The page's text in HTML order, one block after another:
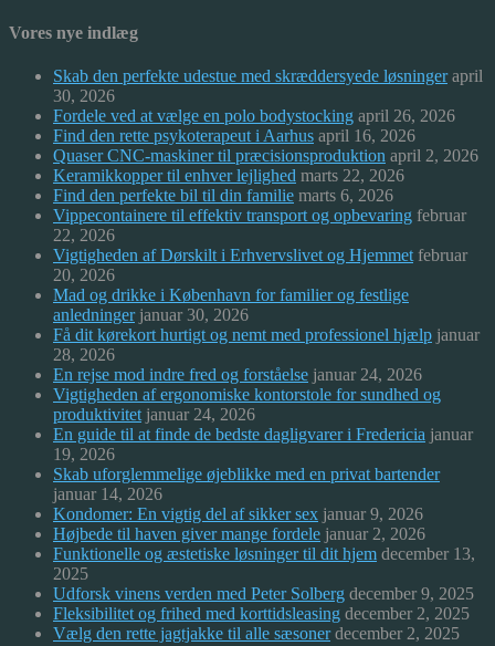
Vores nye indlæg
Skab den perfekte udestue med skræddersyede løsninger april
30, 2026
Fordele ved at vælge en polo bodystocking april 26, 2026
Find den rette psykoterapeut i Aarhus april 16, 2026
Quaser CNC-maskiner til præcisionsproduktion april 2, 2026
Keramikkopper til enhver lejlighed marts 22, 2026
Find den perfekte bil til din familie marts 6, 2026
Vippecontainere til effektiv transport og opbevaring februar
22, 2026
Vigtigheden af Dørskilt i Erhvervslivet og Hjemmet februar
20, 2026
Mad og drikke i København for familier og festlige
anledninger januar 30, 2026
Få dit kørekort hurtigt og nemt med professionel hjælp januar
28, 2026
En rejse mod indre fred og forståelse januar 24, 2026
Vigtigheden af ergonomiske kontorstole for sundhed og
produktivitet januar 24, 2026
En guide til at finde de bedste dagligvarer i Fredericia januar
19, 2026
Skab uforglemmelige øjeblikke med en privat bartender
januar 14, 2026
Kondomer: En vigtig del af sikker sex januar 9, 2026
Højbede til haven giver mange fordele januar 2, 2026
Funktionelle og æstetiske løsninger til dit hjem december 13,
2025
Udforsk vinens verden med Peter Solberg december 9, 2025
Fleksibilitet og frihed med korttidsleasing december 2, 2025
Vælg den rette jagtjakke til alle sæsoner december 2, 2025